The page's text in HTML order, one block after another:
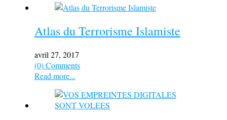
Atlas du Terrorisme Islamiste
avril 27, 2017
(0) Comments
Read more...